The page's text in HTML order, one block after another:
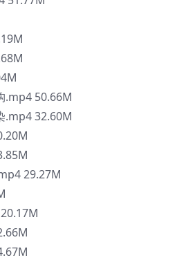
.mp4 50.66M
.mp4 32.60M
29.27M